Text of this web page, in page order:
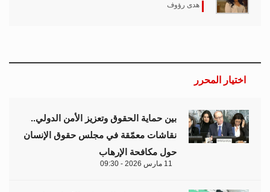
هدى رؤوف
اختيار المحرر
بين حماية الحقوق وتعزيز الأمن الدولي..
نقاشات معمّقة في مجلس حقوق الإنسان
حول مكافحة الإرهاب
11 مارس 2026 - 09:30